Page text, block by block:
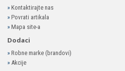
» Kontaktirajte nas
» Povrati artikala
» Mapa site-a
Dodaci
» Robne marke (brandovi)
» Akcije